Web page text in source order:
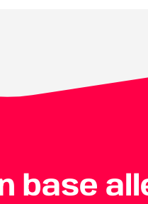
base